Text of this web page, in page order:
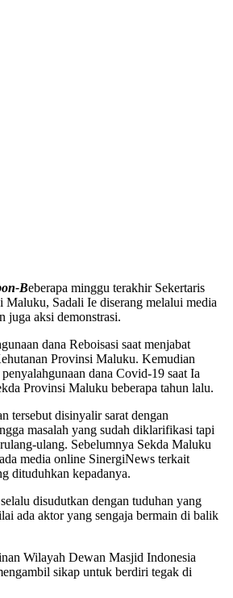
Beberapa minggu terakhir Sekertaris
Maluku, Sadali Ie diserang melalui media
juga aksi demonstrasi.
dana Reboisasi saat menjabat
Provinsi Maluku. Kemudian
dana Covid-19 saat Ia
Provinsi Maluku beberapa tahun lalu.
tersebut disinyalir sarat dengan
masalah yang sudah diklarifikasi tapi
ulang. Sebelumnya Sekda Maluku
media online SinergiNews terkait
dituduhkan kepadanya.
disudutkan dengan tuduhan yang
ada aktor yang sengaja bermain di balik
Wilayah Dewan Masjid Indonesia
sikap untuk berdiri tegak di